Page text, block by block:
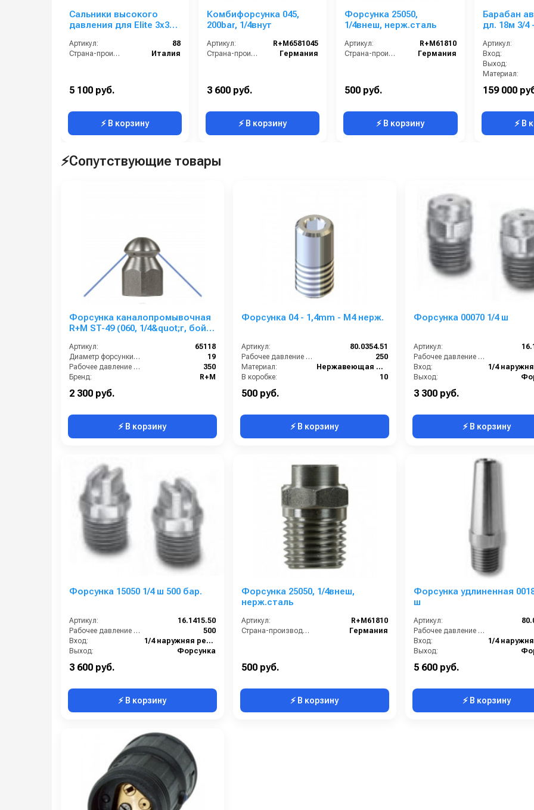
Сальники высокого
давления для Elite 3х3
Артикул:
88
Страна-производитель:
Италия
5 100 руб.
⚡ В корзину
Комбифорсунка 045,
200bar, 1/4внут
Артикул:
R+M6581045
Страна-производитель:
Германия
3 600 руб.
⚡ В корзину
Форсунка 25050,
1/4внеш, нерж.сталь
Артикул:
R+M61810
Страна-производитель:
Германия
500 руб.
⚡ В корзину
Барабан
дл. 18м 3/4
Артикул:
Вход:
Выход:
Материал:
Вес, кг:
159 000
⚡ В
⚡Сопутствующие товары
Форсунка каналопромывочная
R+M ST-49 (060, 1/4&quot;г, бой
Артикул:
65118
Диаметр форсунки (мм):
19
Рабочее давление (бар):
350
Бренд:
R+M
2 300 руб.
⚡ В корзину
Форсунка 04 - 1,4mm - M4 нерж.
Артикул:
80.0354.51
Рабочее давление (бар):
250
Материал:
Нержавеющая сталь
В коробке:
10
500 руб.
⚡ В корзину
Форсунка 00070 1/4 ш
Артикул:
Рабочее давление (бар):
Вход:
Выход:
3 300 руб.
⚡ В корзину
Форсунка 15050 1/4 ш 500 бар.
Артикул:
16.1415.50
Рабочее давление (бар):
500
Вход:
1/4 наружняя резьба
Выход:
Форсунка
3 600 руб.
⚡ В корзину
Форсунка 25050, 1/4внеш,
нерж.сталь
Артикул:
R+M61810
Страна-производитель:
Германия
500 руб.
⚡ В корзину
Форсунка удлиненная 00180
ш
Артикул:
Рабочее давление (бар):
Вход:
Выход:
5 600 руб.
⚡ В корзину